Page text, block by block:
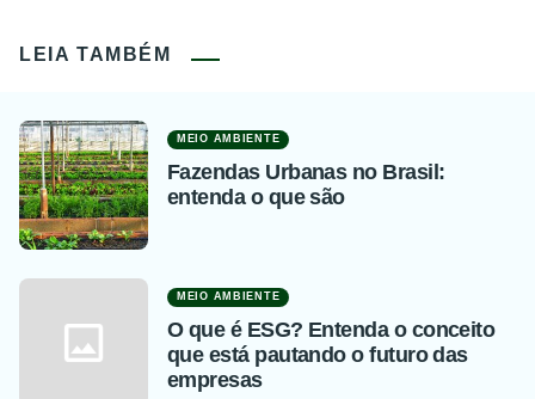
LEIA TAMBÉM
MEIO AMBIENTE
Fazendas Urbanas no Brasil:
entenda o que são
MEIO AMBIENTE
O que é ESG? Entenda o conceito
que está pautando o futuro das
empresas